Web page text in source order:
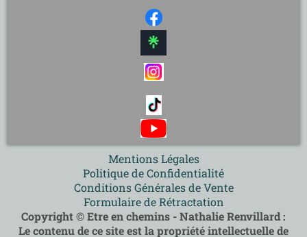
Mentions Légales
Politique de Confidentialité
Conditions Générales de Vente
Formulaire de Rétractation
Copyright © Etre en chemins - Nathalie Renvillard :
Le contenu de ce site est la propriété intellectuelle de